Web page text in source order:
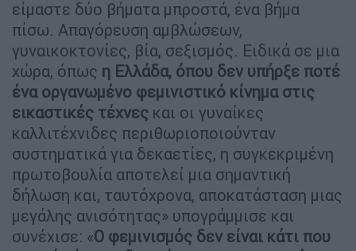
είμαστε δύο βήματα μπροστά, ένα βήμα
πίσω. Απαγόρευση αμβλώσεων,
γυναικοκτονίες, βία, σεξισμός. Ειδικά σε μια
χώρα, όπως η Ελλάδα, όπου δεν υπήρξε ποτέ
ένα οργανωμένο φεμινιστικό κίνημα στις
εικαστικές τέχνες και οι γυναίκες
καλλιτέχνιδες περιθωριοποιούνταν
συστηματικά για δεκαετίες, η συγκεκριμένη
πρωτοβουλία αποτελεί μια σημαντική
δήλωση και, ταυτόχρονα, αποκατάσταση μιας
μεγάλης ανισότητας» υπογράμμισε και
συνέχισε: «Ο φεμινισμός δεν είναι κάτι που